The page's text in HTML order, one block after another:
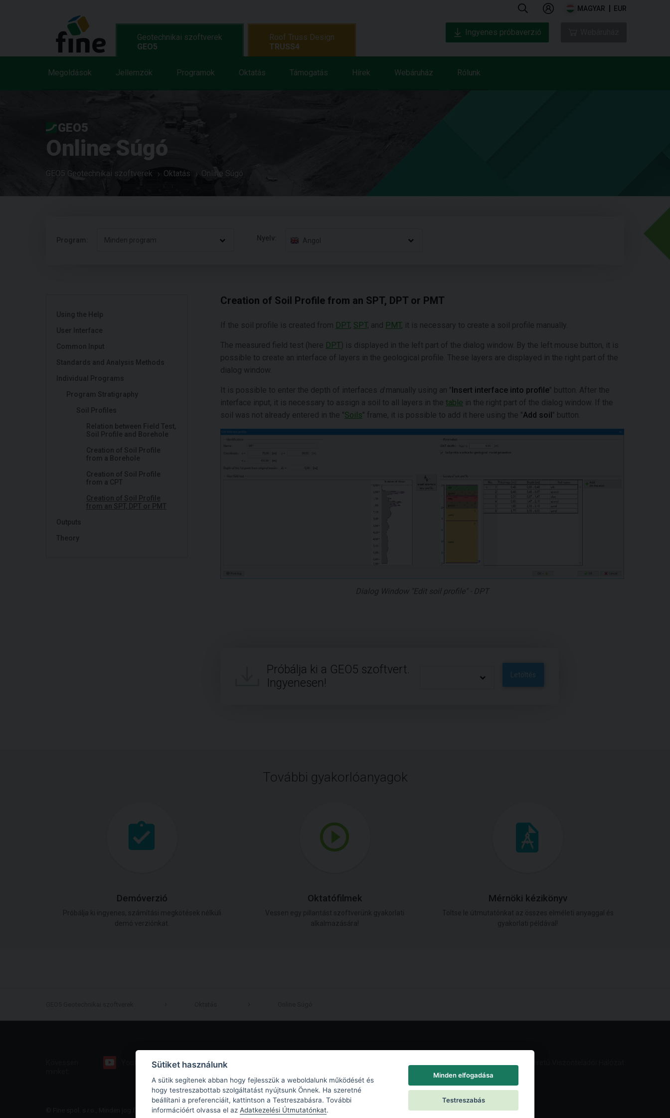
MAGYAR EUR
Geotechnikai szoftverek
GEO5
Megoldások Jellemzök Programok Oktatás Támogatás Hírek Webáruház Rólunk
Roof Truss Design
TRUSS4
Ingyenes próbaverzió
GEO5
Online Súgó
GEO5 Geotechnikai szoftverek Oktatás Online Súgó
Program: Minden program Nyelv: Angol
Using the Help
User Interface
Common Input
Standards and Analysis Methods
Individual Programs
Program Stratigraphy
Soil Profiles
Relation between Field Test,
Soil Profile and Borehole
Creation of Soil Profile
from a Borehole
Creation of Soil Profile
from a CPT
Creation of Soil Profile
from an SPT, DPT or PMT
Outputs
Theory
Creation of Soil Profile from an SPT, DPT or PMT
If the soil profile is created from DPT, SPT, and PMT, it is necessary to create a soil profile manually.
The measured field test (here DPT) is displayed in the left part of the dialog window. By the left mouse button, it is
possible to create an interface of layers in the geological profile. These layers are displayed in the right part of the
dialog window.
It is possible to enter the depth of interfaces dmanually using an "Insert interface into profile" button. After the
interface input, it is necessary to assign a soil to all layers in the table in the right part of the dialog window. If the
soil was not already entered in the "Soils" frame, it is possible to add it here using the "Add soil" button.
Dialog Window "Edit soil profile" - DPT
Próbálja ki a GEO5 szoftvert.
Ingyenesen!
Letöltés
További gyakorlóanyagok
Demóverzió Oktatófilmek Mérnöki kézikönyv
Facebook
© Fine spol. s r.o., Minden jog fenntartva |Oldaltérkép|Privacy Policy|Sütik beállításai|End User License Agreement Kapcsolat
Sütiket használunk
A sütik segítenek abban hogy fejlesszük a weboldalunk működését és
hogy testreszabottab szolgáltatást nyújtsunk Önnek. Ha szeretné
beállítani a preferenciáit, kattintson a Testreszabásra. További
információért olvassa el az Adatkezelési Útmutatónkat.
Minden elfogadása
Testreszabás